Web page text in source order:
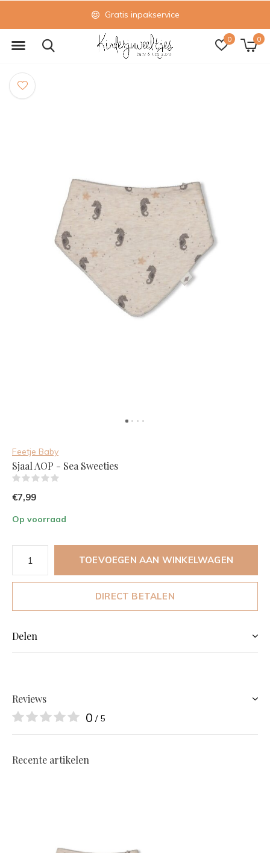
0 0
Gratis inpakservice
Feetje Baby
Sjaal AOP - Sea Sweeties
€7,99
Op voorraad
TOEVOEGEN AAN WINKELWAGEN
DIRECT BETALEN
Delen
Reviews
0 / 5
Recente artikelen